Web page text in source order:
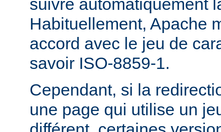
suivre automatiquement
Habituellement, Apache
accord avec le jeu de
savoir ISO-8859-1.
Cependant, si la
une page qui utilise un